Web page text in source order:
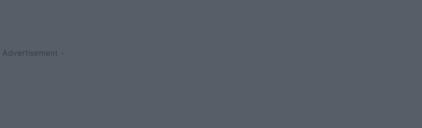
Advertisement -